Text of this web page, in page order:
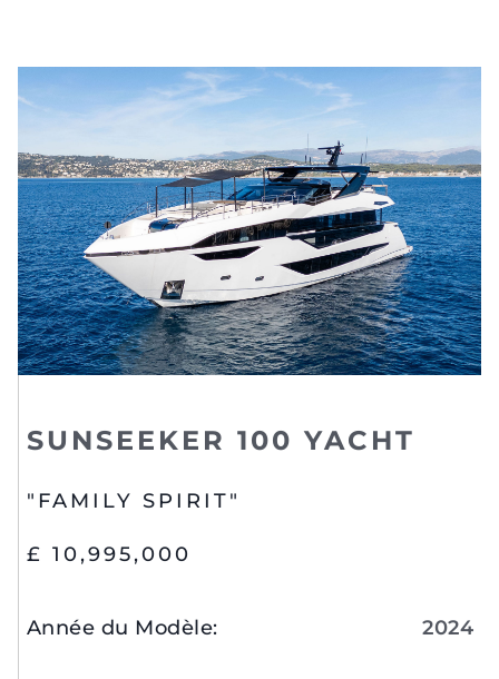
SUNSEEKER 100 YACHT
"FAMILY SPIRIT"
£ 10,995,000
Année du Modèle: 2024